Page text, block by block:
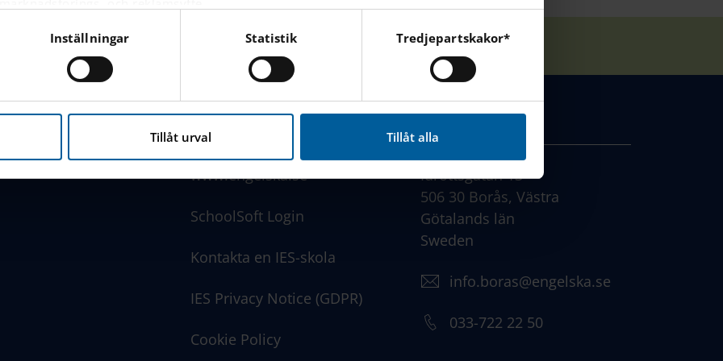
är inloggad eller inte.
innehåll från tredjepartsleverantörer som Google, Facebook, Instagram och
webbplats hanterar dina personuppgifterhär.
Inställningar Statistik Tredjepartskakor*
Tillåt urval Tillåt alla
vår skola Rektor hälsar välkommen
www.engelska.se
SchoolSoft Login
Kontakta en IES-skola
IES Privacy Notice (GDPR)
Cookie Policy
Idrottsgatan 13
506 30 Borås, Västra
Götalands län
Sweden
info.boras@engelska.se
033-722 22 50